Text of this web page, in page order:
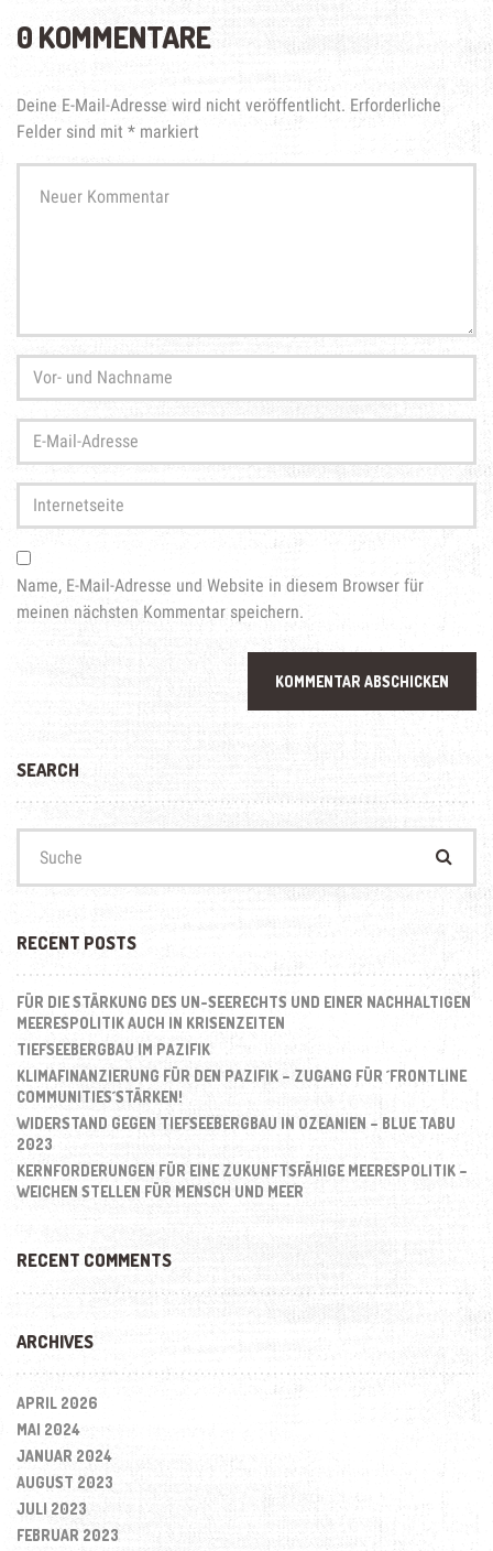
0 KOMMENTARE
Deine E-Mail-Adresse wird nicht veröffentlicht. Erforderliche
Felder sind mit * markiert
Kommentar*
Vor-
und
Nachname*
Mail-
Adresse*
Internetseite
Name, E-Mail-Adresse und Website in diesem Browser für
meinen nächsten Kommentar speichern.
SEARCH
nach:
RECENT POSTS
FÜR DIE STÄRKUNG DES UN-SEERECHTS UND EINER NACHHALTIGEN
MEERESPOLITIK AUCH IN KRISENZEITEN
TIEFSEEBERGBAU IM PAZIFIK
KLIMAFINANZIERUNG FÜR DEN PAZIFIK – ZUGANG FÜR ´FRONTLINE
COMMUNITIES´STÄRKEN!
WIDERSTAND GEGEN TIEFSEEBERGBAU IN OZEANIEN – BLUE TABU
2023
KERNFORDERUNGEN FÜR EINE ZUKUNFTSFÄHIGE MEERESPOLITIK –
WEICHEN STELLEN FÜR MENSCH UND MEER
RECENT COMMENTS
ARCHIVES
APRIL 2026
MAI 2024
JANUAR 2024
AUGUST 2023
JULI 2023
FEBRUAR 2023